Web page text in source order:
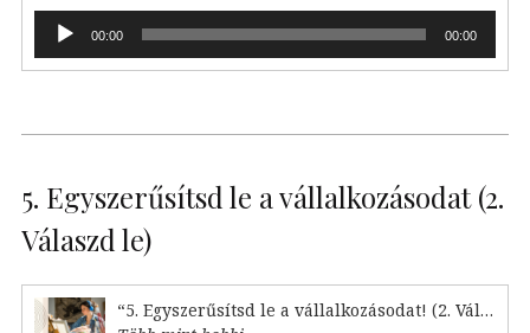
Audió
lejátszó00:00 00:00
5. Egyszerűsítsd le a vállalkozásodat (2.
Válaszd le)
“5. Egyszerűsítsd le a vállalkozásodat! (2. Válaszd le)”